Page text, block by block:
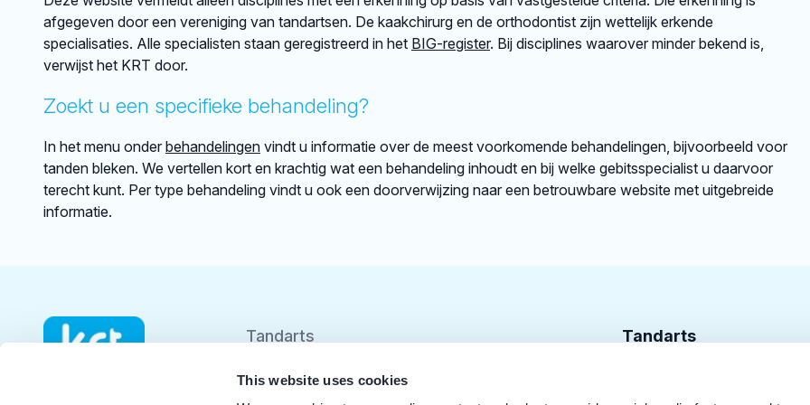
This website uses cookies
afgegeven door een vereniging van tandartsen. De kaakchirurg en de orthodontist zijn wettelijk erkende
specialisaties. Alle specialisten staan geregistreerd in het BIG-register. Bij disciplines waarover minder bekend is,
verwijst het KRT door.
Zoekt u een specifieke behandeling?
In het menu onder behandelingen vindt u informatie over de meest voorkomende behandelingen, bijvoorbeeld voor
tanden bleken. We vertellen kort en krachtig wat een behandeling inhoudt en bij welke gebitsspecialist u daarvoor
terecht kunt. Per type behandeling vindt u ook een doorverwijzing naar een betrouwbare website met uitgebreide
informatie.
Tandarts
Student
Tandarts